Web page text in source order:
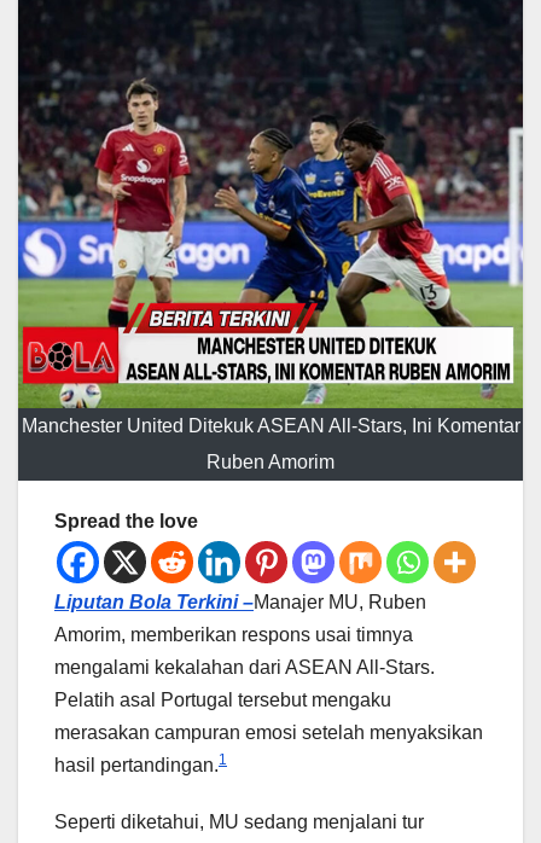
Manchester United Ditekuk ASEAN All-Stars, Ini Komentar
Ruben Amorim
Spread the love
Liputan Bola Terkini –Manajer MU, Ruben
Amorim, memberikan respons usai timnya
mengalami kekalahan dari ASEAN All-Stars.
Pelatih asal Portugal tersebut mengaku
merasakan campuran emosi setelah menyaksikan
hasil pertandingan.1
Seperti diketahui, MU sedang menjalani tur